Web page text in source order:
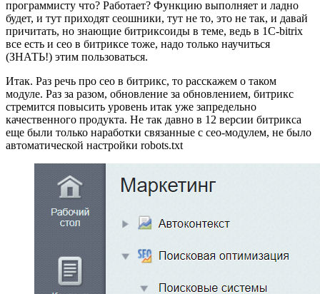
программисту что? Работает? Функцию выполняет и ладно
будет, и тут приходят сеошники, тут не то, это не так, и давай
причитать, но знающие битриксоиды в теме, ведь в 1C-bitrix
все есть и сео в битриксе тоже, надо только научиться
(ЗНАТЬ!) этим пользоваться.
Итак. Раз речь про сео в битрикс, то расскажем о таком
модуле. Раз за разом, обновление за обновлением, битрикс
стремится повысить уровень итак уже запредельно
качественного продукта. Не так давно в 12 версии битрикса
еще были только наработки связанные с сео-модулем, не было
автоматической настройки robots.txt